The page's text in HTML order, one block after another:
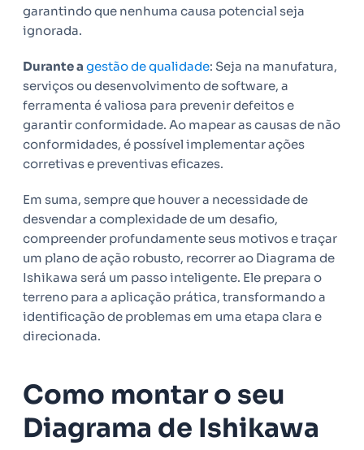
garantindo que nenhuma causa potencial seja
ignorada.
Durante a gestão de qualidade: Seja na manufatura,
serviços ou desenvolvimento de software, a
ferramenta é valiosa para prevenir defeitos e
garantir conformidade. Ao mapear as causas de não
conformidades, é possível implementar ações
corretivas e preventivas eficazes.
Em suma, sempre que houver a necessidade de
desvendar a complexidade de um desafio,
compreender profundamente seus motivos e traçar
um plano de ação robusto, recorrer ao Diagrama de
Ishikawa será um passo inteligente. Ele prepara o
terreno para a aplicação prática, transformando a
identificação de problemas em uma etapa clara e
direcionada.
Como montar o seu
Diagrama de Ishikawa